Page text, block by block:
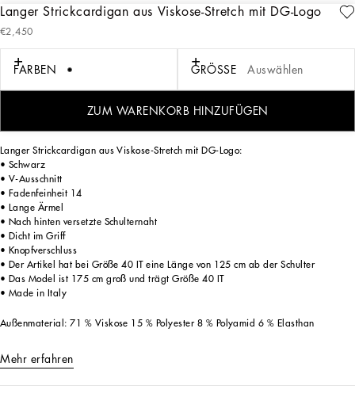
Langer Strickcardigan aus Viskose-Stretch mit DG-Logo
FARBEN GRÖSSE Auswählen
€2,450
ZUM WARENKORB HINZUFÜGEN
Die Kollektion Black Sicily, die ihre Inspiration aus der Modefotografie der 80er-
Jahre bezieht, verbindet für die Saison HW 24/25 gekonnt maskuline und
feminine Elemente, wobei sie sartoriale Schnittführung und Lingerie-Stil
miteinander kombiniert. Eine neue Vision der ikonischen Farbe Sicilia-Schwarz
wird durch moderne und sinnliche Looks erzählt: Strümpfe mit Lochmuster zu
Jacken und Röcken mit Allover-Glencheckmuster, von den 50er-Jahren inspirierte
Muns mit Eva-Absatz in Kombination mit der Sicily-Tasche im Hahnentrittmuster
Langer Strickcardigan aus Viskose-Stretch mit DG-Logo:
• Schwarz
• V-Ausschnitt
• Fadenfeinheit 14
• Lange Ärmel
• Nach hinten versetzte Schulternaht
• Dicht im Griff
• Knopfverschluss
• Der Artikel hat bei Größe 40 IT eine Länge von 125 cm ab der Schulter
• Das Model ist 175 cm groß und trägt Größe 40 IT
• Made in Italy
Außenmaterial: 71 % Viskose 15 % Polyester 8 % Polyamid 6 % Elasthan
Mehr erfahren